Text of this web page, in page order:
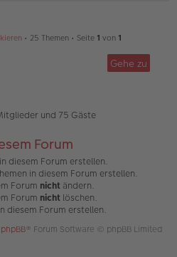
• 25 Themen • Seite 1 von 1
Gehe zu
und 75 Gäste
Forum
diesem Forum erstellen.
in diesem Forum erstellen.
Forum nicht ändern.
Forum nicht löschen.
diesem Forum erstellen.
phpBB® Forum Software © phpBB Limited